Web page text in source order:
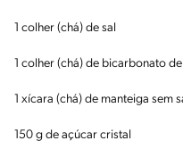
1 colher (chá) de sal
1 colher (chá) de bicarbonato
1 xícara (chá) de manteiga sem
150 g de açúcar cristal